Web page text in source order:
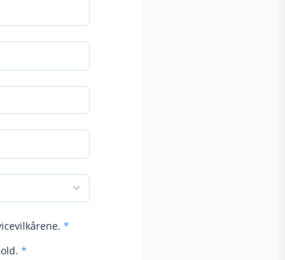
*
*